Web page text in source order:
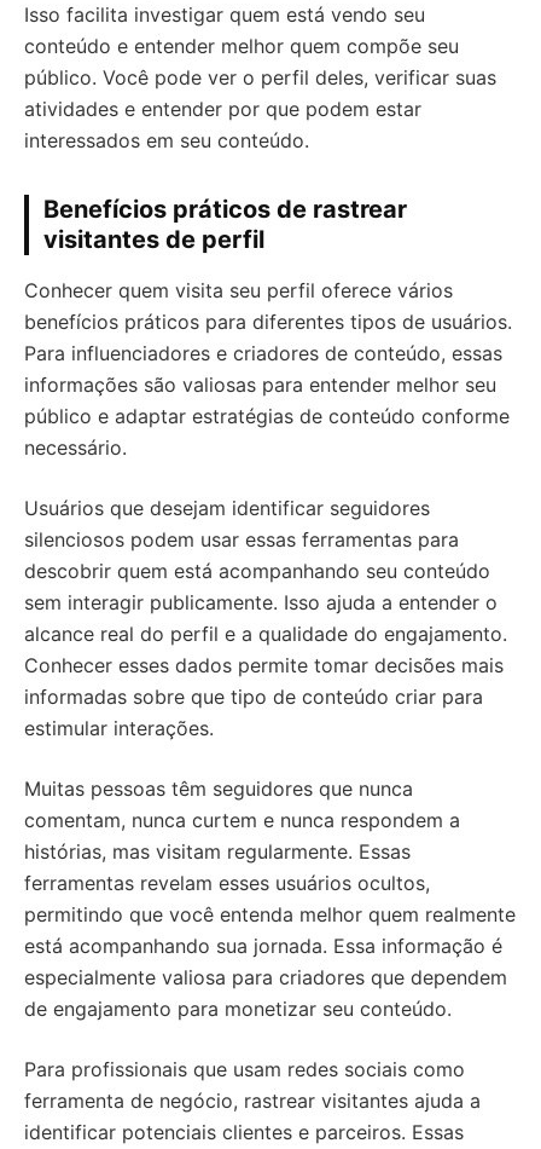
Isso facilita investigar quem está vendo seu
conteúdo e entender melhor quem compõe seu
público. Você pode ver o perfil deles, verificar suas
atividades e entender por que podem estar
interessados em seu conteúdo.
Benefícios práticos de rastrear
visitantes de perfil
Conhecer quem visita seu perfil oferece vários
benefícios práticos para diferentes tipos de usuários.
Para influenciadores e criadores de conteúdo, essas
informações são valiosas para entender melhor seu
público e adaptar estratégias de conteúdo conforme
necessário.
Usuários que desejam identificar seguidores
silenciosos podem usar essas ferramentas para
descobrir quem está acompanhando seu conteúdo
sem interagir publicamente. Isso ajuda a entender o
alcance real do perfil e a qualidade do engajamento.
Conhecer esses dados permite tomar decisões mais
informadas sobre que tipo de conteúdo criar para
estimular interações.
Muitas pessoas têm seguidores que nunca
comentam, nunca curtem e nunca respondem a
histórias, mas visitam regularmente. Essas
ferramentas revelam esses usuários ocultos,
permitindo que você entenda melhor quem realmente
está acompanhando sua jornada. Essa informação é
especialmente valiosa para criadores que dependem
de engajamento para monetizar seu conteúdo.
Para profissionais que usam redes sociais como
ferramenta de negócio, rastrear visitantes ajuda a
identificar potenciais clientes e parceiros. Essas